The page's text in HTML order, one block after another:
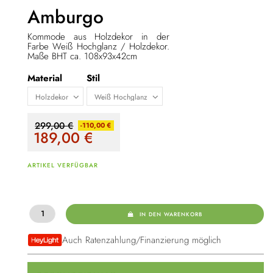
Amburgo
Kommode aus Holzdekor in der
Farbe Weiß Hochglanz / Holzdekor.
Maße BHT ca. 108x93x42cm
Material
Stil
299,00 € -110,00 €
189,00€
ARTIKEL VERFÜGBAR
IN DEN WARENKORB
Auch Ratenzahlung/Finanzierung möglich